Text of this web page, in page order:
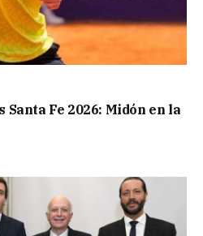
Fe 2026: Midón en la